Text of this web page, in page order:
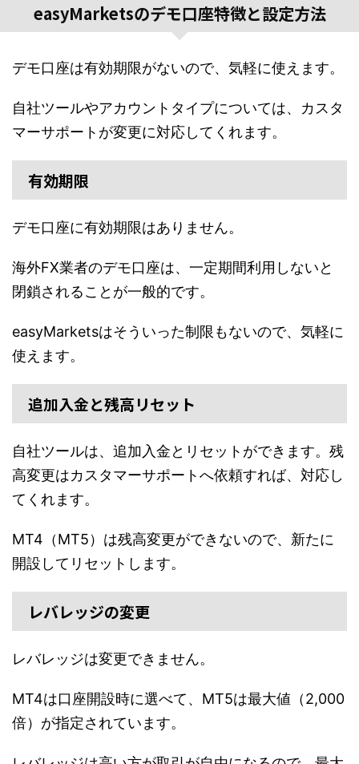
easyMarketsのデモ口座特徴と設定方法
デモ口座は有効期限がないので、気軽に使えます。
自社ツールやアカウントタイプについては、カスタ
マーサポートが変更に対応してくれます。
有効期限
デモ口座に有効期限はありません。
海外FX業者のデモ口座は、一定期間利用しないと
閉鎖されることが一般的です。
easyMarketsはそういった制限もないので、気軽に
使えます。
追加入金と残高リセット
自社ツールは、追加入金とリセットができます。残
高変更はカスタマーサポートへ依頼すれば、対応し
てくれます。
MT4（MT5）は残高変更ができないので、新たに
開設してリセットします。
レバレッジの変更
レバレッジは変更できません。
MT4は口座開設時に選べて、MT5は最大値（2,000
倍）が指定されています。